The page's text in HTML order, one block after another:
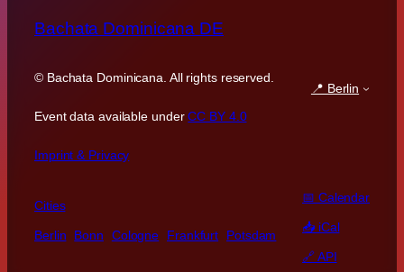
Bachata Dominicana DE
© Bachata Dominicana. All rights reserved.
Event data available underCC BY 4.0
Imprint & Privacy
📍 Berlin
Cities
Berlin Bonn Cologne Frankfurt Potsdam
📅 Calendar
📥 iCal
🔗 API